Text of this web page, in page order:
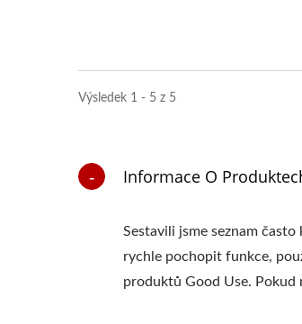
Výsledek 1 - 5 z 5
Informace O
Sestavili jsme seznam
rychle pochopit funkce,
produktů Good Use. Pokud